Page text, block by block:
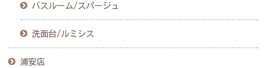
バスルーム/スパージュ
洗面台/ルミシス
浦安店